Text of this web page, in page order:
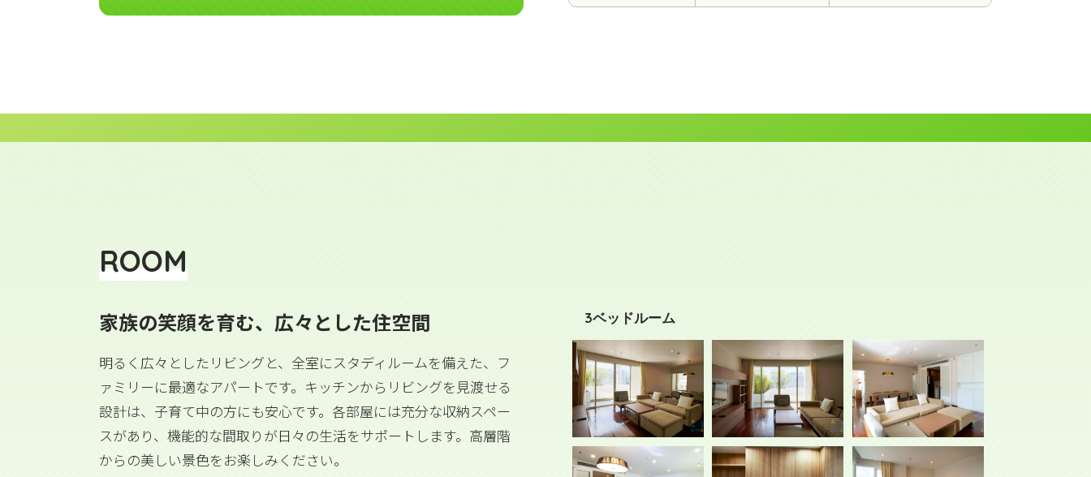
ROOM
家族の笑顔を育む、広々とした住空間
明るく広々としたリビングと、全室にスタディルームを備えた、フ
ァミリーに最適なアパートです。キッチンからリビングを見渡せる
設計は、子育て中の方にも安心です。各部屋には充分な収納スペー
スがあり、機能的な間取りが日々の生活をサポートします。高層階
からの美しい景色をお楽しみください。
3ベッドルーム